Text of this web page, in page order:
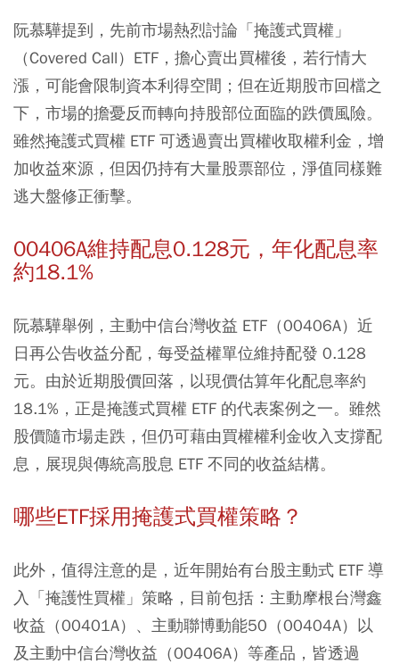
阮慕驊提到，先前市場熱烈討論「掩護式買權」
（Covered Call）ETF，擔心賣出買權後，若行情大
漲，可能會限制資本利得空間；但在近期股市回檔之
下，市場的擔憂反而轉向持股部位面臨的跌價風險。
雖然掩護式買權 ETF 可透過賣出買權收取權利金，增
加收益來源，但因仍持有大量股票部位，淨值同樣難
逃大盤修正衝擊。
00406A維持配息0.128元，年化配息率
約18.1%
阮慕驊舉例，主動中信台灣收益 ETF（00406A）近
日再公告收益分配，每受益權單位維持配發 0.128
元。由於近期股價回落，以現價估算年化配息率約
18.1%，正是掩護式買權 ETF 的代表案例之一。雖然
股價隨市場走跌，但仍可藉由買權權利金收入支撐配
息，展現與傳統高股息 ETF 不同的收益結構。
哪些ETF採用掩護式買權策略？
此外，值得注意的是，近年開始有台股主動式 ETF 導
入「掩護性買權」策略，目前包括：主動摩根台灣鑫
收益（00401A）、主動聯博動能50（00404A）以
及主動中信台灣收益（00406A）等產品，皆透過